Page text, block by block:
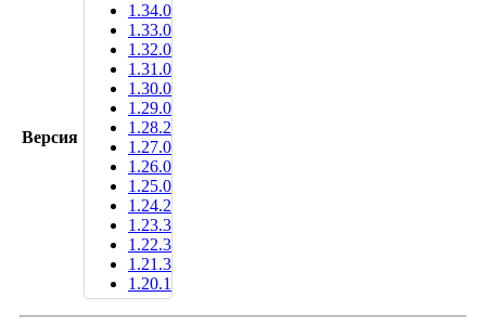
Версия
1.34.0
1.33.0
1.32.0
1.31.0
1.30.0
1.29.0
1.28.2
1.27.0
1.26.0
1.25.0
1.24.2
1.23.3
1.22.3
1.21.3
1.20.1